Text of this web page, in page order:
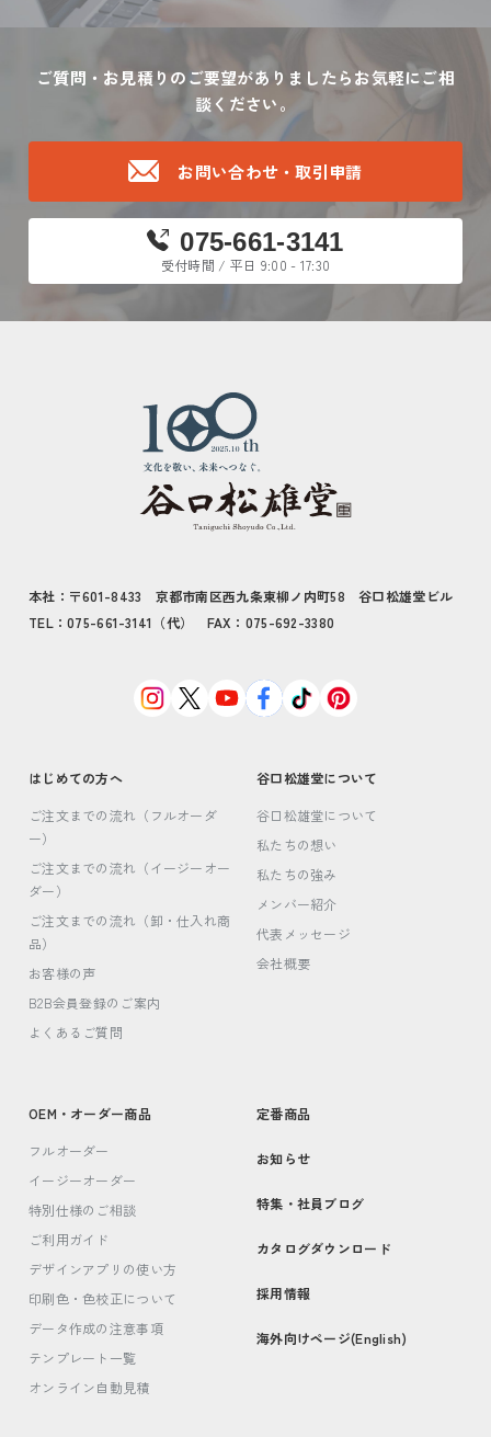
ご質問・お見積りのご要望がありましたらお気軽にご相
談ください。
お問い合わせ・取引申請
075-661-3141
受付時間 / 平日 9:00 - 17:30
本社：〒601-8433 京都市南区西九条東柳ノ内町58 谷口松雄堂ビル
TEL：075-661-3141（代） FAX：075-692-3380
はじめての方へ
ご注文までの流れ（フルオーダ
ー）
ご注文までの流れ（イージーオー
ダー）
ご注文までの流れ（卸・仕入れ商
品）
お客様の声
B2B会員登録のご案内
よくあるご質問
谷口松雄堂について
谷口松雄堂について
私たちの想い
私たちの強み
メンバー紹介
代表メッセージ
会社概要
OEM・オーダー商品
フルオーダー
イージーオーダー
特別仕様のご相談
ご利用ガイド
デザインアプリの使い方
印刷色・色校正について
データ作成の注意事項
テンプレート一覧
オンライン自動見積
定番商品
お知らせ
特集・社員ブログ
カタログダウンロード
採用情報
海外向けページ(English)